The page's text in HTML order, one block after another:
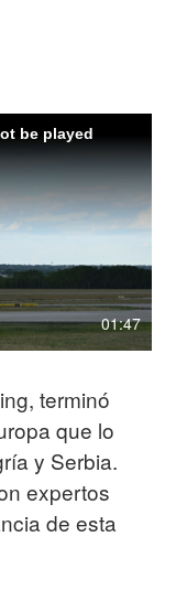
01:47
be played
terminó
que lo
y Serbia.
expertos
de esta